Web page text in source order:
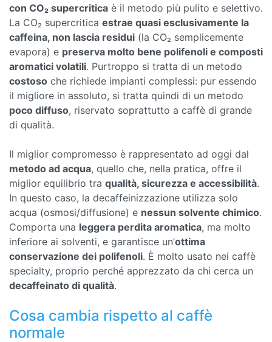
con CO₂ supercritica è il metodo più pulito e selettivo.
La CO₂ supercritica estrae quasi esclusivamente la
caffeina, non lascia residui (la CO₂ semplicemente
evapora) e preserva molto bene polifenoli e composti
aromatici volatili. Purtroppo si tratta di un metodo
costoso che richiede impianti complessi: pur essendo
il migliore in assoluto, si tratta quindi di un metodo
poco diffuso, riservato soprattutto a caffè di grande
di qualità.
Il miglior compromesso è rappresentato ad oggi dal
metodo ad acqua, quello che, nella pratica, offre il
miglior equilibrio tra qualità, sicurezza e accessibilità.
In questo caso, la decaffeinizzazione utilizza solo
acqua (osmosi/diffusione) e nessun solvente chimico.
Comporta una leggera perdita aromatica, ma molto
inferiore ai solventi, e garantisce un’ottima
conservazione dei polifenoli. È molto usato nei caffè
specialty, proprio perché apprezzato da chi cerca un
decaffeinato di qualità.
Cosa cambia rispetto al caffè
normale